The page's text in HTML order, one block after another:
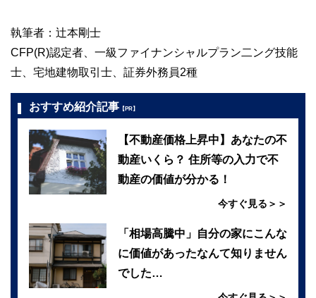
執筆者：辻本剛士
CFP(R)認定者、一級ファイナンシャルプラン二ング技能
士、宅地建物取引士、証券外務員2種
おすすめ紹介記事 【PR】
【不動産価格上昇中】あなたの不
動産いくら？ 住所等の入力で不
動産の価値が分かる！
今すぐ見る＞＞
「相場高騰中」自分の家にこんな
に価値があったなんて知りません
でした…